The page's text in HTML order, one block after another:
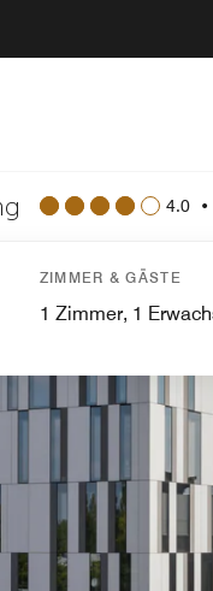
4.0 •
ZIMMER & GÄSTE
1 Zimmer, 1